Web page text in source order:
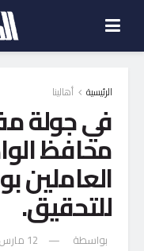
الرئيسية أهالينا
في جولة
محافظ
العاملين
للتحقيق.
بواسطة 12 مارس، 2025